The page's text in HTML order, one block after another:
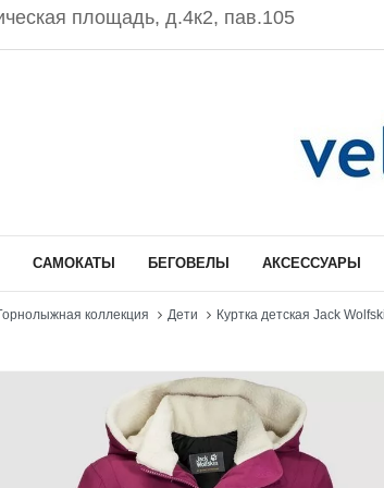
площадь, д.4к2, пав.105
САМОКАТЫ БЕГОВЕЛЫ АКСЕССУАРЫ
коллекция Дети Куртка детская Jack